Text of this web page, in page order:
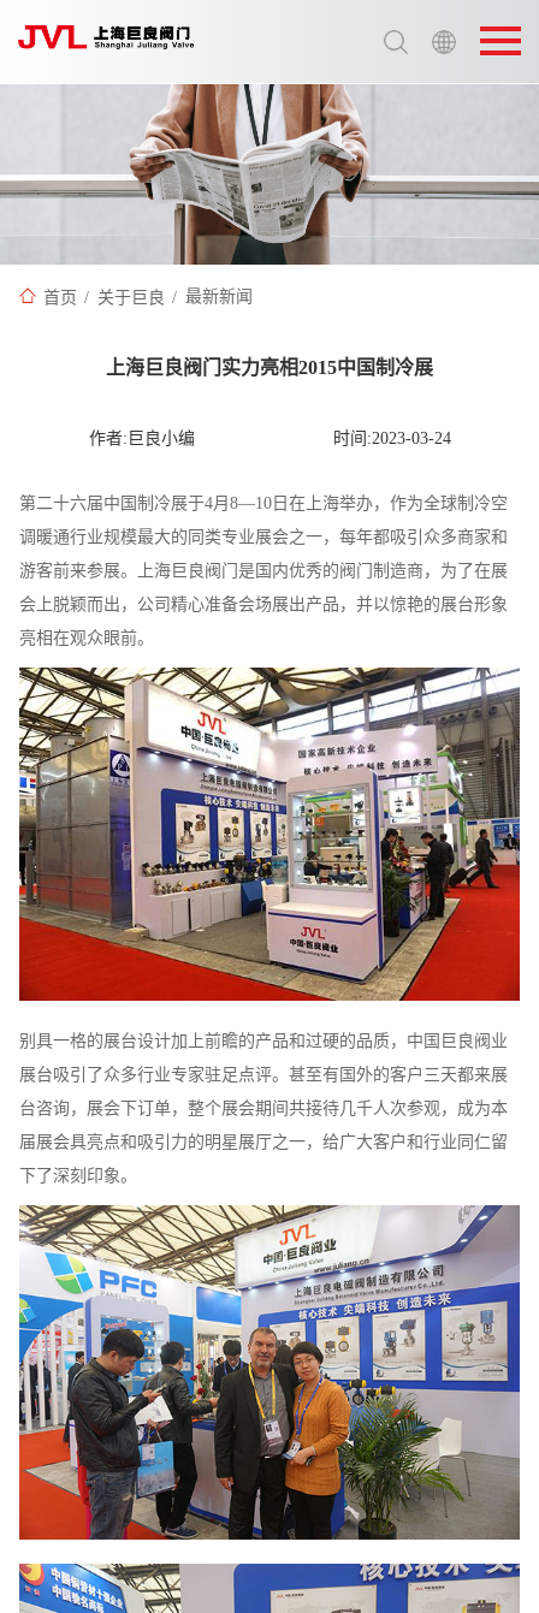
选择语言:
中文 / Chinese
英语 / English
首页 / 关于巨良 / 最新新闻
上海巨良阀门实力亮相2015中国制冷展
作者:巨良小编 时间:2023-03-24
第二十六届中国制冷展于4月8—10日在上海举办，作为全球制冷空
调暖通行业规模最大的同类专业展会之一，每年都吸引众多商家和
游客前来参展。上海巨良阀门是国内优秀的阀门制造商，为了在展
会上脱颖而出，公司精心准备会场展出产品，并以惊艳的展台形象
亮相在观众眼前。
别具一格的展台设计加上前瞻的产品和过硬的品质，中国巨良阀业
展台吸引了众多行业专家驻足点评。甚至有国外的客户三天都来展
台咨询，展会下订单，整个展会期间共接待几千人次参观，成为本
届展会具亮点和吸引力的明星展厅之一，给广大客户和行业同仁留
下了深刻印象。